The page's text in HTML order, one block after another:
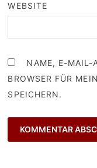
WEBSITE
NAME, E-MAIL-
BROWSER FÜR
SPEICHERN.